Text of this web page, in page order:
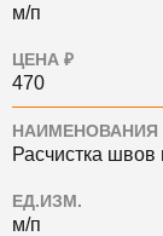
м/п
ЦЕНА ₽
470
НАИМЕНОВАНИЯ
Расчистка швов
ЕД.ИЗМ.
м/п